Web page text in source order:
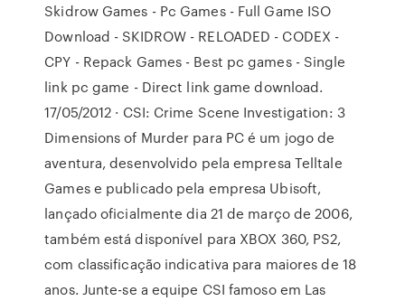
Skidrow Games - Pc Games - Full Game ISO
Download - SKIDROW - RELOADED - CODEX -
CPY - Repack Games - Best pc games - Single
link pc game - Direct link game download.
17/05/2012 · CSI: Crime Scene Investigation: 3
Dimensions of Murder para PC é um jogo de
aventura, desenvolvido pela empresa Telltale
Games e publicado pela empresa Ubisoft,
lançado oficialmente dia 21 de março de 2006,
também está disponível para XBOX 360, PS2,
com classificação indicativa para maiores de 18
anos. Junte-se a equipe CSI famoso em Las